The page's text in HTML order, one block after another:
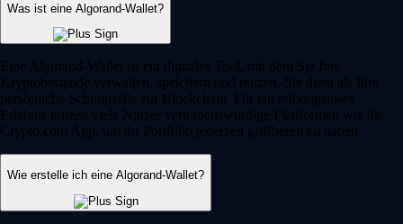
Was ist eine Algorand-Wallet?
Eine Algorand-Wallet ist ein digitales Tool, mit dem Sie Ihre
Kryptobestände verwalten, speichern und nutzen. Sie dient als Ihre
persönliche Schnittstelle zur Blockchain. Für ein reibungsloses
Erlebnis nutzen viele Nutzer vertrauenswürdige Plattformen wie die
Crypto.com App, um ihr Portfolio jederzeit griffbereit zu haben.
Wie erstelle ich eine Algorand-Wallet?